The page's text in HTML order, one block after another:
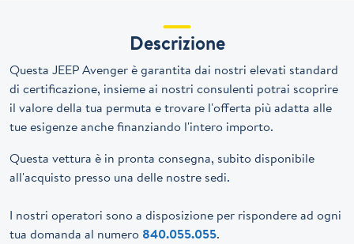
Descrizione
Questa JEEP Avenger è garantita dai nostri elevati standard
di certificazione, insieme ai nostri consulenti potrai scoprire
il valore della tua permuta e trovare l'offerta più adatta alle
tue esigenze anche finanziando l'intero importo.
Questa vettura è in pronta consegna, subito disponibile
all'acquisto presso una delle nostre sedi.
I nostri operatori sono a disposizione per rispondere ad ogni
tua domanda al numero 840.055.055.